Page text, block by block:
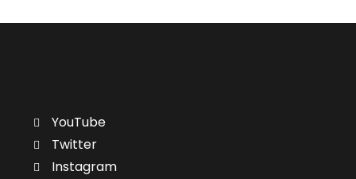
YouTube
Twitter
Instagram